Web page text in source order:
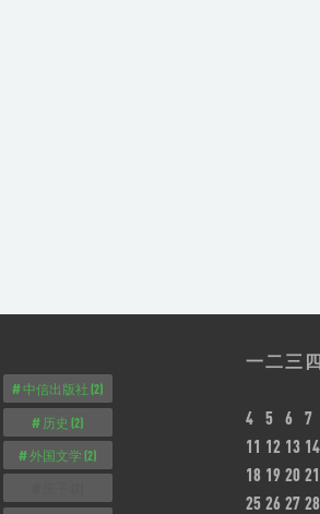
中信出版社 (2)
历史 (2)
外国文学 (2)
一二三 四
4 5 6 7
11 12 13 14
18 19 20 21
25 26 27 28